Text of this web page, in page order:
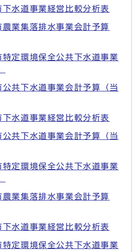
水道事業経営比較分析表
業集落排水事業会計予算
定環境保全公共下水道事業
共下水道事業会計予算（当
水道事業経営比較分析表
共下水道事業会計予算（当
定環境保全公共下水道事業
業集落排水事業会計予算
水道事業経営比較分析表
定環境保全公共下水道事業